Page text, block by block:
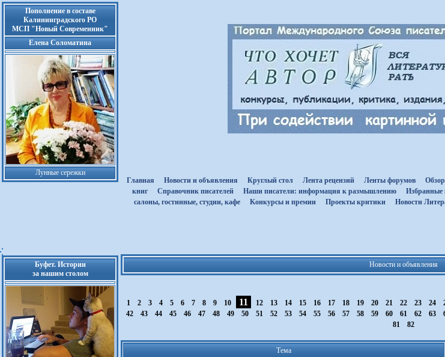
Пополнение в составе
Калининградского РО
МСП "Новый Современник"
Елена Соломатина
Лунные сережки
Главная
Новости и объявления Круглый стол Лента рецензий Ленты форумов
книг
Cправочник писателей Наши писатели: информация к размышлению Избранные
салоны, гостинные, студии, кафе
Kонкурсы и премии Проекты критики Новости
Буфет. Истории
за нашим столом
Новости и объявления
1 2 3 4 5 6 7 8 9 10 11 12 13 14 15 16 17 18 19 20 21 22 23 24
42
43 44 45 46 47 48 49 50 51 52 53 54 55 56 57 58 59 60 61 62 63
81
82
Тема